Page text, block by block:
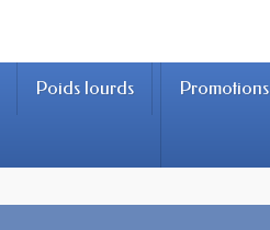
Poids lourds Promotions